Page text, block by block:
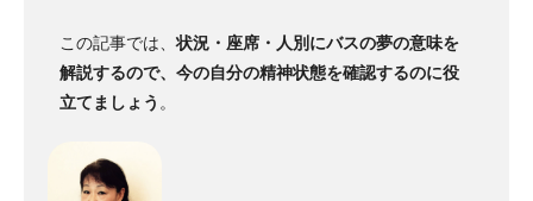
この記事では、状況・座席・人別にバスの夢の意味を
解説するので、今の自分の精神状態を確認するのに役
立てましょう 。